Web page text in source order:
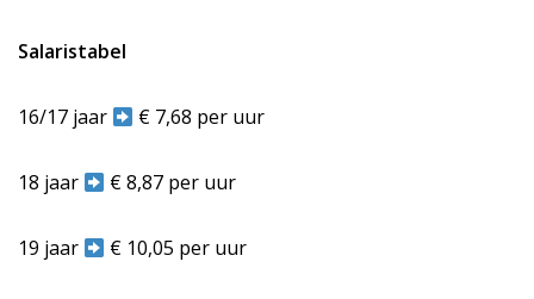
Salaristabel
16/17 jaar € 7,68 per uur
18 jaar € 8,87 per uur
19 jaar € 10,05 per uur